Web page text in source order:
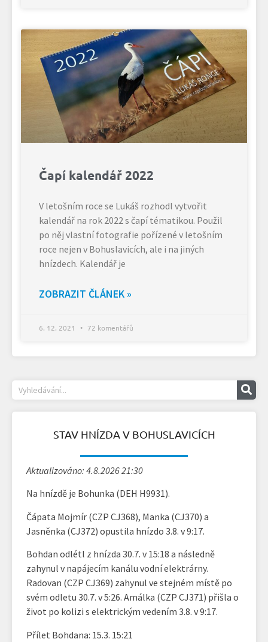
Čapí kalendář 2022
V letošním roce se Lukáš rozhodl vytvořit
kalendář na rok 2022 s čapí tématikou. Použil
po něj vlastní fotografie pořízené v letošním
roce nejen v Bohuslavicích, ale i na jiných
hnízdech. Kalendář je
ZOBRAZIT ČLÁNEK »
6. 12. 2021 72 komentářů
STAV HNÍZDA V BOHUSLAVICÍCH
Aktualizováno: 4.8.2026 21:30
Na hnízdě je Bohunka (DEH H9931).
Čápata Mojmír (CZP CJ368), Manka (CJ370) a
Jasněnka (CJ372) opustila hnízdo 3.8. v 9:17.
Bohdan odlétl z hnízda 30.7. v 15:18 a následně
zahynul v napájecím kanálu vodní elektrárny.
Radovan (CZP CJ369) zahynul ve stejném místě po
svém odletu 30.7. v 5:26. Amálka (CZP CJ371) přišla o
život po kolizi s elektrickým vedením 3.8. v 9:17.
Přílet Bohdana: 15.3. 15:21